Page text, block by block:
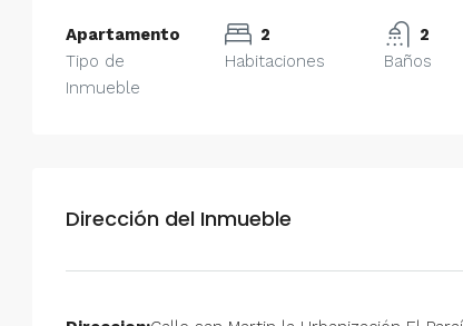
Apartamento
Tipo de
Inmueble
2
Habitaciones
2
Baños
Dirección del InmuebleAlquiler en Prados del
y Equipado